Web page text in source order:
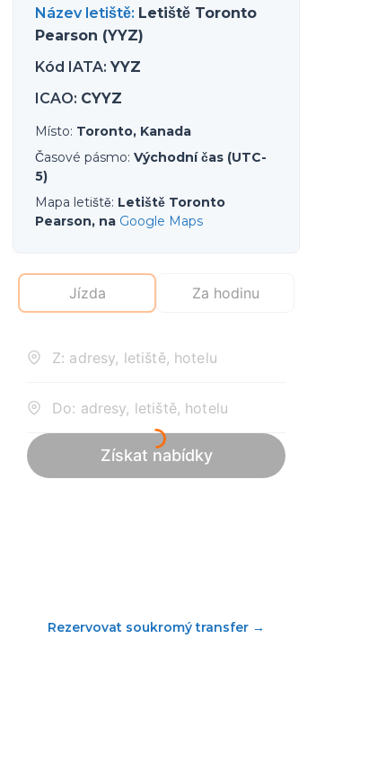
Název letiště: Letiště Toronto
Pearson (YYZ)
Kód IATA: YYZ
ICAO: CYYZ
Místo: Toronto, Kanada
Časové pásmo: Východní čas (UTC-
5)
Mapa letiště: Letiště Toronto
Pearson, na Google Maps
Rezervovat soukromý transfer →